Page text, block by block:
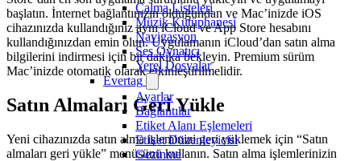
Çalma Listeleri
Müzik Kütüphanesi
Navigasyon
Ses Oynatıcı
Yerel Dosyalar
Evertag
Ayarlar
Bağlantılar
Etiket Alanı Eşlemeleri
Etiket Düzenleyicisi
Gezinme
başlatın. İnternet bağlantınızın olduğundan ve Mac’inizde iOS
cihazınızda kullandığınız aynı iCloud ve App Store hesabını
kullandığınızdan emin olun. Uygulamanın iCloud’dan satın alma
bilgilerini indirmesi için bir dakika bekleyin. Premium sürüm
Mac’inizde otomatik olarak etkinleştirilmelidir.
Satın Almaları Geri Yükle
Yeni cihazınızda satın alma işleminizi geri yüklemek için “Satın
almaları geri yükle” menüsünü kullanın. Satın alma işlemlerinizin